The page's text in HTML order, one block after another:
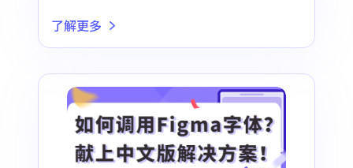
了解更多